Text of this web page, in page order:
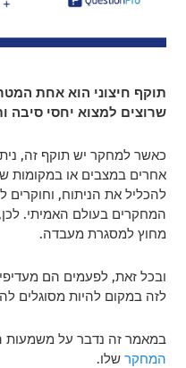
תוקף חיצוני הוא אחת
שרוצים למצוא יחסי סיבה
כאשר למחקר יש תוקף זה,
אחרים במצבים או במקומות
להכליל את הניתוח, וחוקרים
המחקרים בעולם האמיתי.
מחוץ למסגרת מעבדה.
ובכל זאת, לפעמים הם
לזה במקום להיות מסוגלים
במאמר זה נדבר על משמעות
המחקר שלו.